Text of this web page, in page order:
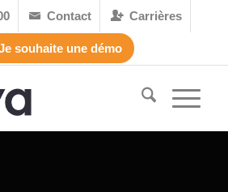
 Contact Carrières
souhaite une démo